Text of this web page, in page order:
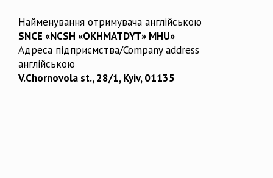
Найменування отримувача англійською
SNCE «NCSH «OKHMATDYT» MHU»
Адреса підприємства/Company address
англійською
V.Chornovola st., 28/1, Kyiv, 01135